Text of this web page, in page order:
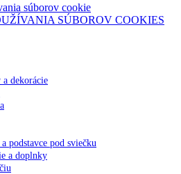
súborov cookie
SÚBOROV COOKIES
dekorácie
podstavce pod sviečku
a doplnky